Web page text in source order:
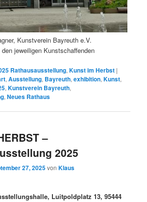
Kunstverein Bayreuth e.V.
jeweiligen Kunstschaffenden
Rathausausstellung,Kunst im Herbst |
,Ausstellung, Bayreuth,exhibition,Kunst,
,Kunstverein Bayreuth,
,Neues Rathaus
–
2025
27, 2025vonKlaus
Luitpoldplatz 13, 95444